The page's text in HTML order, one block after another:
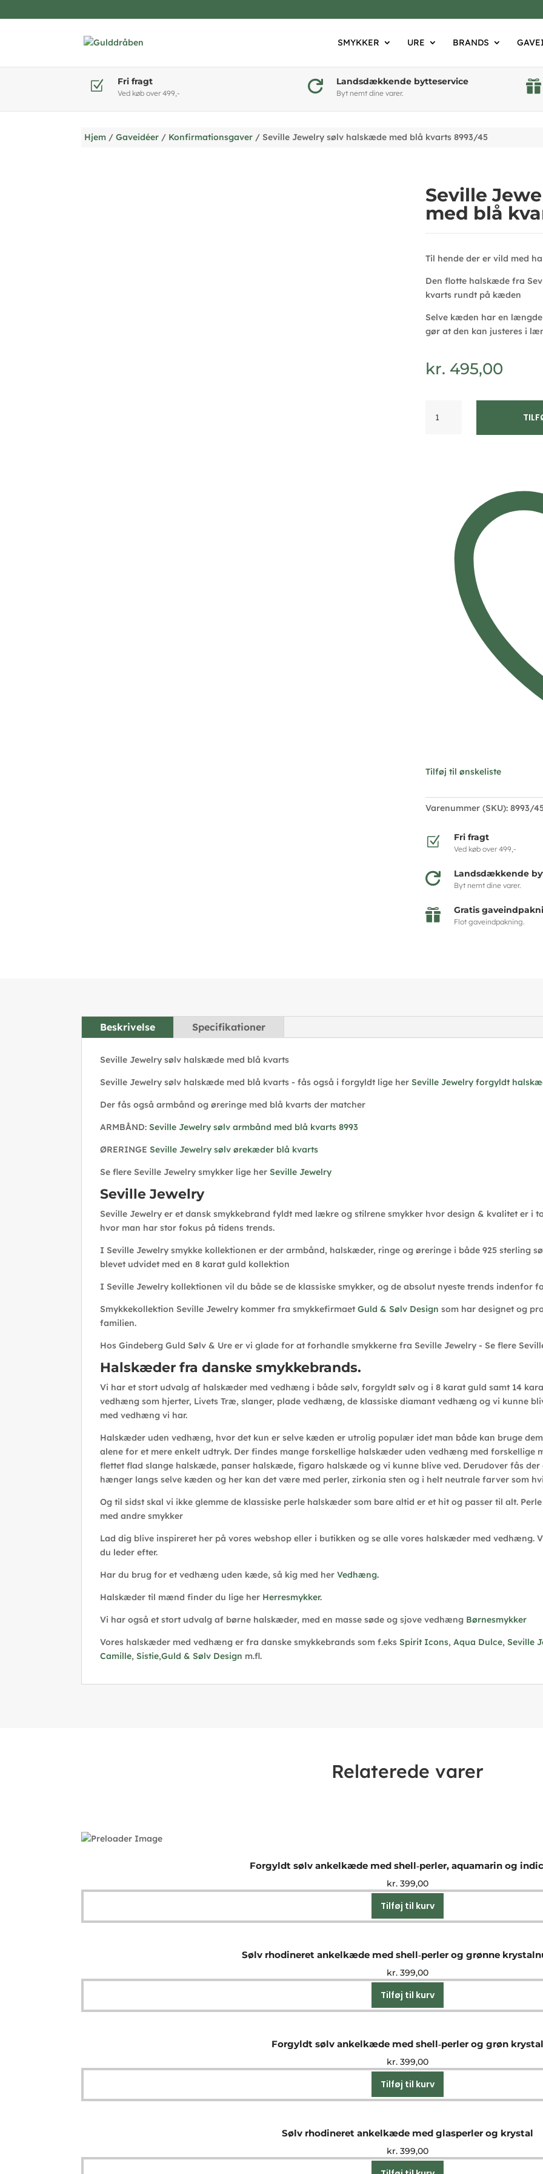
SMYKKER URE BRANDS
Z Fri fragt
Ved køb over 499,-  Landsdækkende bytteservice
Byt nemt dine varer. 
Hjem /Gaveidéer / Konfirmationsgaver / Seville Jewelry sølv halskæde med blå kvarts 8993/45
Seville
med blå
Til hende der er vild med
Den flotte halskæde fra
kvarts rundt på kæden
Selve kæden har en
gør at den kan justeres i
kr. 495,00
Jewelry
Tilføj til ønskeliste
Varenummer (SKU): 8993/
Z Fri fragt
Ved køb over 499,-
 Landsdækkende
Byt nemt dine varer.
 Gratis
Flot gaveindpakning.
Beskrivelse Specifikationer
Seville Jewelry sølv halskæde med blå kvarts
Seville Jewelry sølv halskæde med blå kvarts - fås også i forgyldt lige herSeville Jewelry forgyldt
Der fås også armbånd og øreringe med blå kvarts der matcher
ARMBÅND:Seville Jewelry sølv armbånd med blå kvarts 8993
ØRERINGESeville Jewelry sølv ørekæder blå kvarts
Se flere Seville Jewelry smykker lige herSeville Jewelry
Seville Jewelry
Seville Jewelry er et dansk smykkebrand fyldt med lækre og stilrene smykker hvor design & kvalitet er i
hvor man har stor fokus på tidens trends.
I Seville Jewelry smykke kollektionen er der armbånd, halskæder, ringe og øreringe i både 925 sterling
blevet udvidet med en 8 karat guld kollektion
I Seville Jewelry kollektionen vil du både se de klassiske smykker, og de absolut nyeste trends indenfor
Smykkekollektion Seville Jewelry kommer fra smykkefirmaetGuld & Sølv Designsom har designet og
familien.
Hos Gindeberg Guld Sølv & Ure er vi glade for at forhandle smykkerne fra Seville Jewelry - Se flere
Halskæder fra danske smykkebrands.
Vi har et stort udvalg af halskæder med vedhæng i både sølv, forgyldt sølv og i 8 karat guld samt 14
vedhæng som hjerter, Livets Træ, slanger, plade vedhæng, de klassiske diamant vedhæng og vi kunne
med vedhæng vi har.
Halskæder uden vedhæng, hvor det kun er selve kæden er utrolig populær idet man både kan bruge
alene for et mere enkelt udtryk. Der findes mange forskellige halskæder uden vedhæng med forskellige
flettet flad slange halskæde, panser halskæde, figaro halskæde og vi kunne blive ved. Derudover fås
hænger langs selve kæden og her kan det være med perler, zirkonia sten og i helt neutrale farver som
Og til sidst skal vi ikke glemme de klassiske perle halskæder som bare altid er et hit og passer til alt.
med andre smykker
Lad dig blive inspireret her på vores webshop eller i butikken og se alle vores halskæder med vedhæng.
du leder efter.
Har du brug for et vedhæng uden kæde, så kig med herVedhæng.
Halskæder til mænd finder du lige her Herresmykker.
Vi har også et stort udvalg af børne halskæder, med en masse søde og sjove vedhæng Børnesmykker
Vores halskæder med vedhæng er fra danske smykkebrands som f.eksSpirit Icons,Aqua Dulce,Seville
Camille,Sistie,Guld & Sølv Design m.fl.
Relaterede varer
Forgyldt sølv ankelkæde med shell‑perler, aquamarin og
kr.399,00
Tilføj til kurv
Sølv rhodineret ankelkæde med shell‑perler og grønne
kr.399,00
Tilføj til kurv
Forgyldt sølv ankelkæde med shell‑perler og grøn krystal
kr.399,00
Tilføj til kurv
Sølv rhodineret ankelkæde med glasperler og krystal
kr.399,00